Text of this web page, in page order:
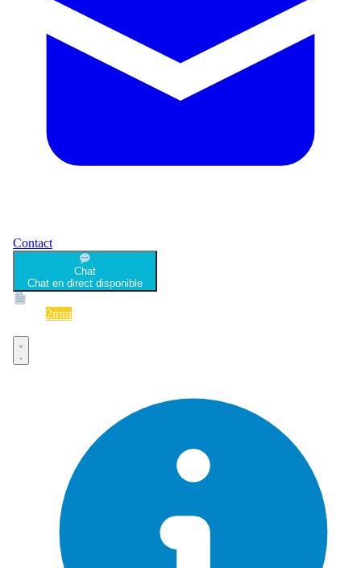
Contact
Chat
Chat en direct disponible
2min